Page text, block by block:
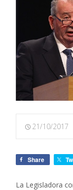
21/10/2017
Share
La Legisladora